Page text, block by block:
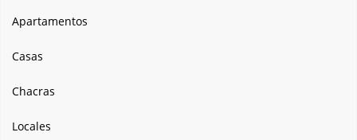
Apartamentos
Casas
Chacras
Locales